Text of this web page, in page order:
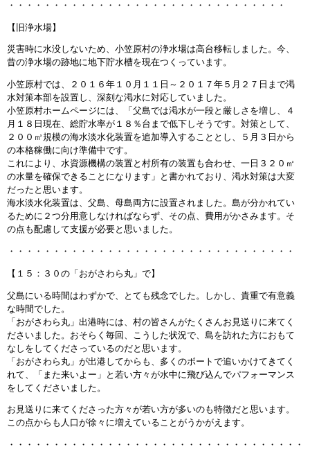
・・・・・・・・・・・・・・・・・・・・・・・・・・・・・・・
【旧浄水場】
災害時に水没しないため、小笠原村の浄水場は高台移転しました。今、
昔の浄水場の跡地に地下貯水槽を現在つくっています。
小笠原村では、２０１６年１０月１１日～２０１７年５月２７日まで渇
水対策本部を設置し、深刻な渇水に対応していました。
小笠原村ホームページには、「父島では渇水が一段と厳しさを増し、４
月１８日現在、総貯水率が１８％台まで低下しそうです。対策として、
２００㎥規模の海水淡水化装置を追加導入することとし、５月３日から
の本格稼働に向け準備中です。
これにより、水資源機構の装置と村所有の装置も合わせ、一日３２０㎥
の水量を確保できることになります」と書かれており、渇水対策は大変
だったと思います。
海水淡水化装置は、父島、母島両方に設置されました。島が分かれてい
るために２つ分用意しなければならず、その点、費用がかさみます。そ
の点も配慮して支援が必要と思いました。
・・・・・・・・・・・・・・・・・・・・・・・・・・・・・・・・
【１５：３０の「おがさわら丸」で】
父島にいる時間はわずかで、とても残念でした。しかし、貴重で有意義
な時間でした。
「おがさわら丸」出港時には、村の皆さんがたくさんお見送りに来てく
ださいました。おそらく毎回、こうした状況で、島を訪れた方におもて
なしをしてくださっているのだと思います。
「おがさわら丸」が出港してからも、多くのボートで追いかけてきてく
れて、「また来いよー」と若い方々が水中に飛び込んでパフォーマンス
をしてくださいました。
お見送りに来てくださった方々が若い方が多いのも特徴だと思います。
この点からも人口が徐々に増えていることがうかがえます。
・・・・・・・・・・・・・・・・・・・・・・・・・・・・・・・・・